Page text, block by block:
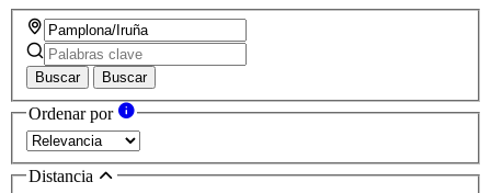
Buscar Buscar
Ordenar por
Distancia